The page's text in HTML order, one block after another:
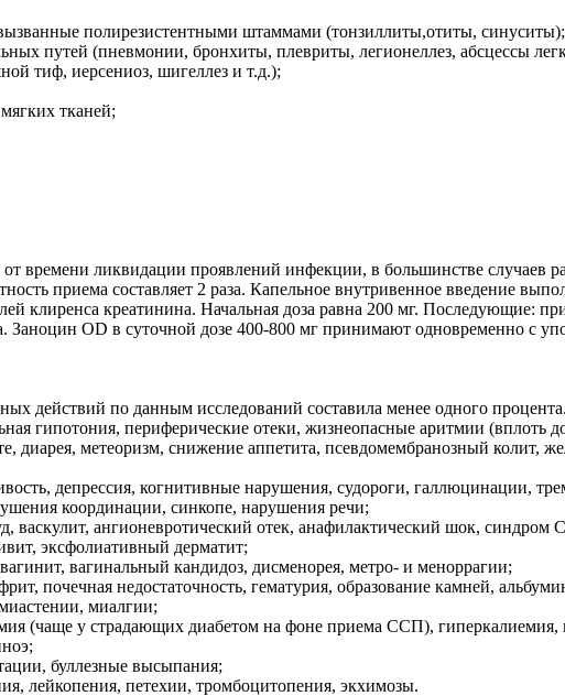
полирезистентными штаммами (тонзиллиты,отиты, синуситы);
путей (пневмонии, бронхиты, плевриты, легионеллез, абсцессы
тиф, иерсениоз, шигеллез и т.д.);
тканей;
времени ликвидации проявлений инфекции, в большинстве случаев
приема составляет 2 раза. Капельное внутривенное введение
клиренса креатинина. Начальная доза равна 200 мг. Последующие:
Заноцин OD в суточной дозе 400-800 мг принимают одновременно с
действий по данным исследований составила менее одного
гипотония, периферические отеки, жизнеопасные аритмии (вплоть
диарея, метеоризм, снижение аппетита, псевдомембранозный колит,
депрессия, когнитивные нарушения, судороги, галлюцинации,
координации, синкопе, нарушения речи;
ангионевротический отек, анафилактический шок, синдром
эксфолиативный дерматит;
вагинальный кандидоз, дисменорея, метро- и меноррагии;
почечная недостаточность, гематурия, образование камней,
миалгии;
(чаще у страдающих диабетом на фоне приема ССП), гиперкалиемия,
буллезные высыпания;
лейкопения, петехии, тромбоцитопения, экхимозы.